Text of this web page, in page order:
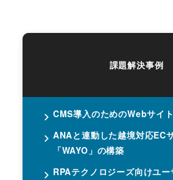
課題解決事例
CMS導入のためのWebサイ
ANAと連動した越境対応EC
「WAYO」の構築
RPAテクノロジーズ向けユー